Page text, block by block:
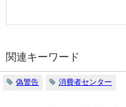
関連キーワード
偽警告 消費者センター